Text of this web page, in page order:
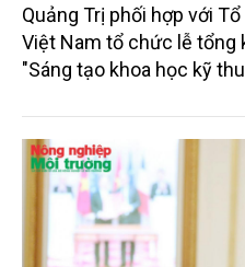
Quảng Trị phối hợp với
Việt Nam tổ chức lễ tổng
"Sáng tạo khoa học kỹ
nhất năm 2026.